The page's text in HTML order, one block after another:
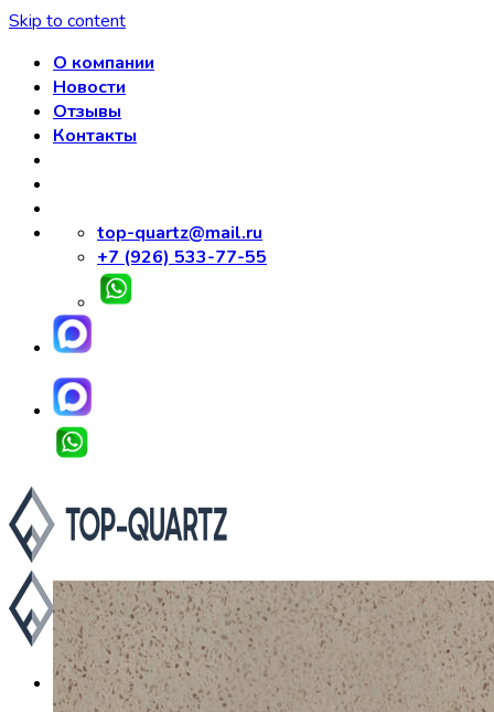
Skip to content
О компании
Новости
Отзывы
Контакты
top-quartz@mail.ru
+7 (926) 533-77-55